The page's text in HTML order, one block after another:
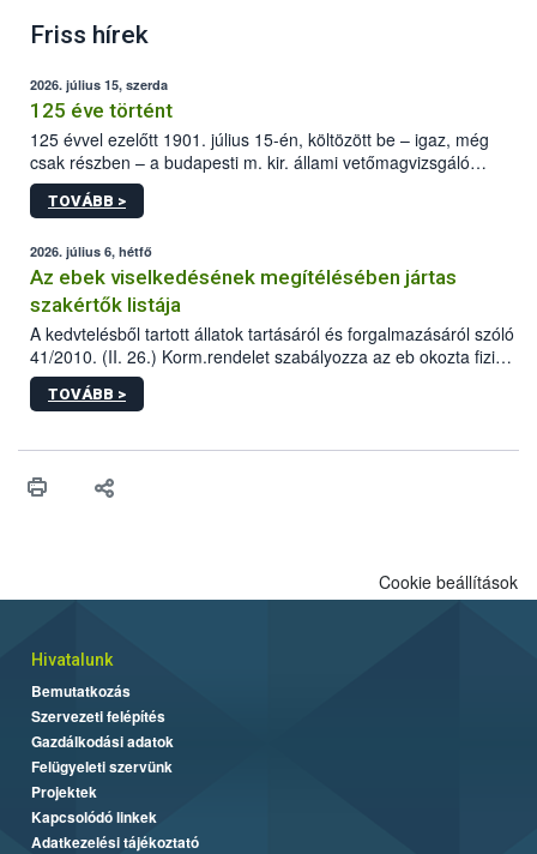
Friss hírek
2026. július 15, szerda
125 éve történt
125 évvel ezelőtt 1901. július 15-én, költözött be – igaz, még
csak részben – a budapesti m. kir. állami vetőmagvizsgáló
állomás a Kis Rókus utca 15. szám alatti, Czigler Győző által
tervezett új épületébe.
TOVÁBB >
2026. július 6, hétfő
Az ebek viselkedésének megítélésében jártas
szakértők listája
A kedvtelésből tartott állatok tartásáról és forgalmazásáról szóló
41/2010. (II. 26.) Korm.rendelet szabályozza az eb okozta fizikai
sérülés, illetve ennek veszélye keletkezésekor felmerülő
hatósági feladatokat, valamint a veszélyes eb tartását és annak
vonni az ebek viselkedésének megítélésében jártas szakértőt.
TOVÁBB >
Cookie beállítások
Hivatalunk
Bemutatkozás
Szervezeti felépítés
Gazdálkodási adatok
Felügyeleti szervünk
Projektek
Kapcsolódó linkek
Adatkezelési tájékoztató